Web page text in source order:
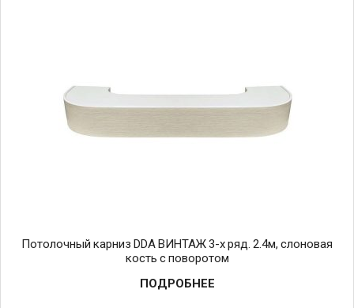
Потолочный карниз DDA ВИНТАЖ 3-х ряд. 2.4м, слоновая
кость с поворотом
ПОДРОБНЕЕ